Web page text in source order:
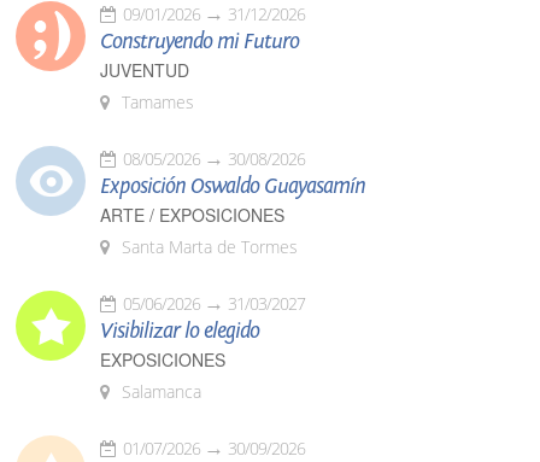
09/01/2026 31/12/2026
Construyendo mi Futuro
JUVENTUD
Tamames
08/05/2026 30/08/2026
Exposición Oswaldo Guayasamín
ARTE / EXPOSICIONES
Santa Marta de Tormes
05/06/2026 31/03/2027
Visibilizar lo elegido
EXPOSICIONES
Salamanca
01/07/2026 30/09/2026